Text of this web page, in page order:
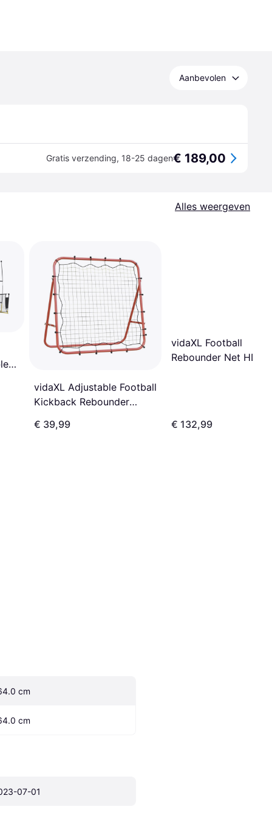
Aanbevolen
Gratis verzending, 18-25 dagen€ 189,00
Alles weergeven
vidaXL Adjustable Football
Kickback Rebounder
€ 39,99
vidaXL Football
Rebounder Net HDPE
€ 132,99
cm
cm
07-01